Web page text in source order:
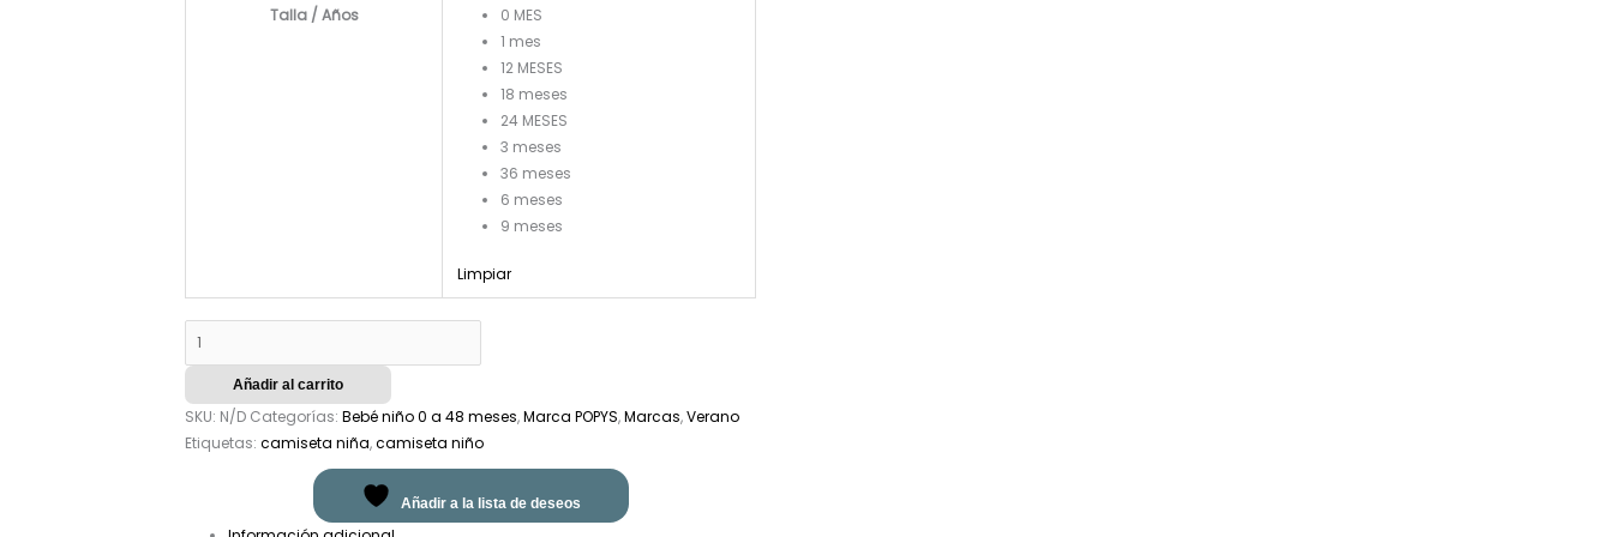
Talla / Años
0 MES
1 mes
12 MESES
18 meses
24 MESES
3 meses
36 meses
6 meses
9 meses
Limpiar
Añadir al carrito
SKU: N/D Categorías:Bebé niño 0 a 48 meses,Marca POPYS,Marcas,Verano
Etiquetas:camiseta niña,camiseta niño
Añadir a la lista de deseos